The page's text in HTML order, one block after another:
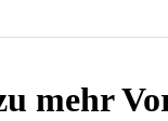
mehr